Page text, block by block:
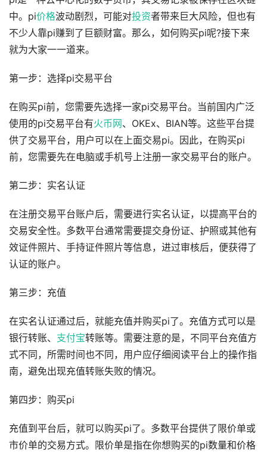
中。pi价格波动剧烈，可能对投资者带来巨大风险，但也有
不少人靠pi赚到了巨额财富。那么，如何购买pi呢?接下来
就为大家一一道来。
第一步：选择pi交易平台
在购买pi前，您需要先选择一家pi交易平台。当前国内广泛
使用的pi交易平台有火币网、OKEx、BIAN等。这些平台提
供了交易平台，用户可以在上面交易pi。因此，在购买pi
前，您需要先在电脑或手机号上注册一家交易平台的账户。
第二步：实名认证
在注册交易平台账户后，需要进行实名认证，以提高平台的
交易安全性。多数平台通常需要提交身份证、护照或其他有
效证件照片、手持证件照片等信息，进过审核后，便获得了
认证的账户。
第三步：充值
在实名认证通过后，就能充值并购买pi了。充值方式可以是
银行转账、 支付宝转账等。需要注意的是，不同平台充值方
式不同，所需时间也不同，用户应仔细阅读平台上的操作指
南，避免出现充值转账失败的情况。
第四步：购买pi
充值到平台后，就可以购买pi了。多数平台提供了限价单或
市价单的交易方式。限价单是指在你想购买的pi数量和价格